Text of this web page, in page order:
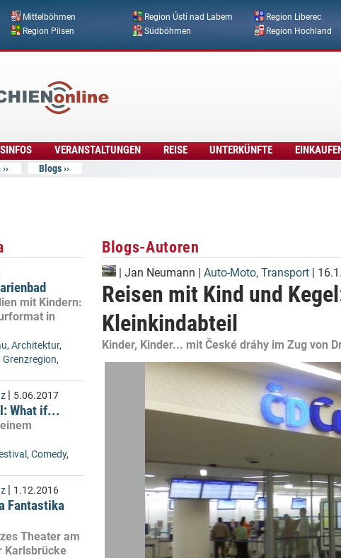
Direkt zum Inhalt
Mittelböhmen Region Ústí nad Labem Region Liberec
Region Pilsen Südböhmen Region Hochland
VERANSTALTUNGEN REISE UNTERKÜNFTE
Blogs
mit Kindern:
in
, Architektur,
Grenzregion,
| 5.06.2017
What if...
, Comedy,
| 1.12.2016
Fantastika
Theater am
Karlsbrücke
Blogs-Autoren
| Jan Neumann | Auto-Moto, Transport |
Reisen mit Kind und
Kleinkindabteil
Kinder, Kinder... mit České dráhy im Zug von